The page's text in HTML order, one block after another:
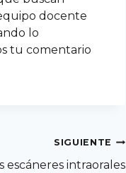
docente
lo
tu comentario
SIGUIENTE
escáneres intraorales